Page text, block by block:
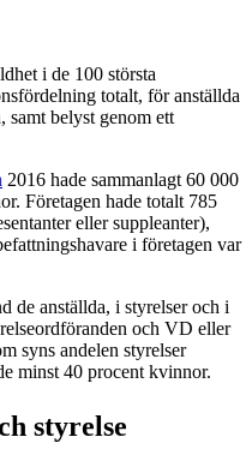
i de 100 största
totalt, för anställda
samt belyst genom ett
2016 hade sammanlagt 60 000
Företagen hade totalt 785
eller suppleanter),
i företagen var
de anställda, i styrelser och i
och VD eller
syns andelen styrelser
minst 40 procent kvinnor.
styrelse